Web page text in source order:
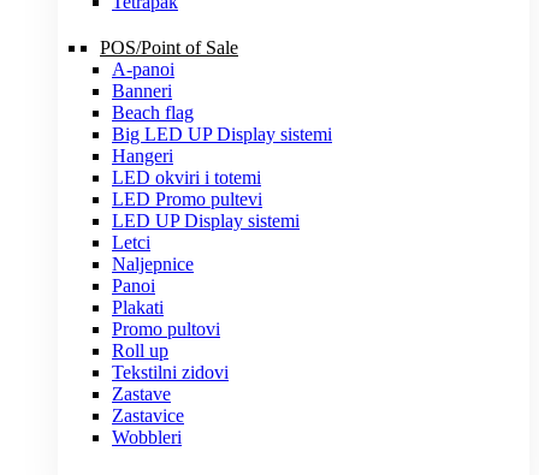
POS/Point of Sale
A-panoi
Banneri
Beach flag
Big LED UP Display sistemi
Hangeri
LED okviri i totemi
LED Promo pultevi
LED UP Display sistemi
Letci
Naljepnice
Panoi
Plakati
Promo pultovi
Roll up
Tekstilni zidovi
Zastave
Zastavice
Wobbleri